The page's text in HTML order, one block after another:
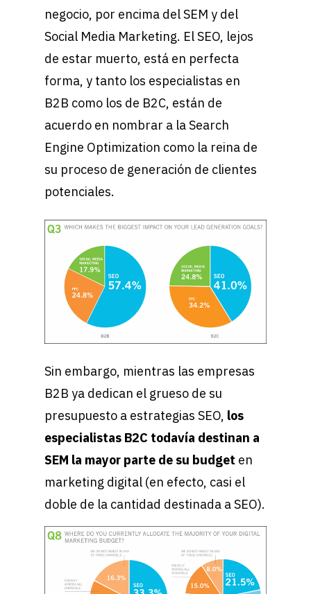
negocio, por encima del SEM y del
Social Media Marketing. El SEO, lejos
de estar muerto, está en perfecta
forma, y tanto los especialistas en
B2B como los de B2C, están de
acuerdo en nombrar a la Search
Engine Optimization como la reina de
su proceso de generación de clientes
potenciales.
Sin embargo, mientras las empresas
B2B ya dedican el grueso de su
presupuesto a estrategias SEO, los
especialistas B2C todavía destinan a
SEM la mayor parte de su budget en
marketing digital (en efecto, casi el
doble de la cantidad destinada a SEO).